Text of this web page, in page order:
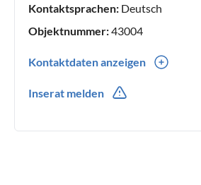
Kontaktsprachen: Deutsch
Objektnummer:43004
Kontaktdaten anzeigen
Inserat melden